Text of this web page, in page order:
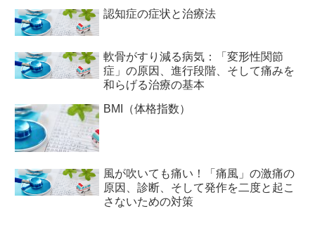
認知症の症状と治療法
軟骨がすり減る病気：「変形性関節
症」の原因、進行段階、そして痛みを
和らげる治療の基本
BMI（体格指数）
風が吹いても痛い！「痛風」の激痛の
原因、診断、そして発作を二度と起こ
さないための対策